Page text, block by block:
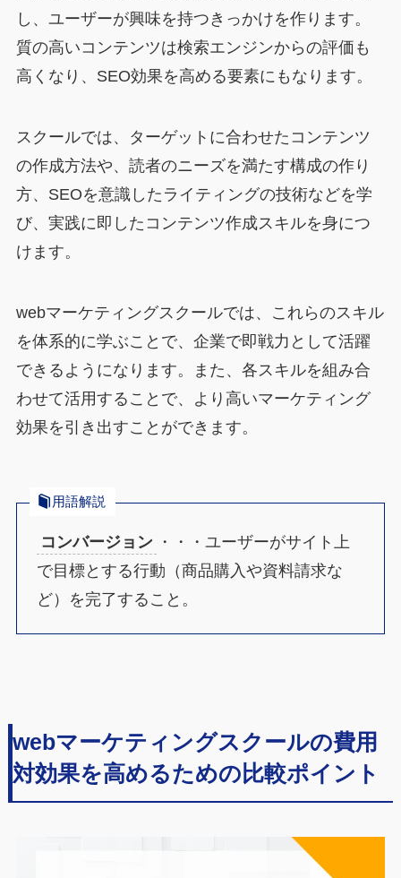
し、ユーザーが興味を持つきっかけを作ります。
質の高いコンテンツは検索エンジンからの評価も
高くなり、SEO効果を高める要素にもなります。
スクールでは、ターゲットに合わせたコンテンツ
の作成方法や、読者のニーズを満たす構成の作り
方、SEOを意識したライティングの技術などを学
び、実践に即したコンテンツ作成スキルを身につ
けます。
webマーケティングスクールでは、これらのスキル
を体系的に学ぶことで、企業で即戦力として活躍
できるようになります。また、各スキルを組み合
わせて活用することで、より高いマーケティング
効果を引き出すことができます。
用語解説
コンバージョン ・・・ユーザーがサイト上
で目標とする行動（商品購入や資料請求な
ど）を完了すること。
webマーケティングスクールの費用
対効果を高めるための比較ポイント